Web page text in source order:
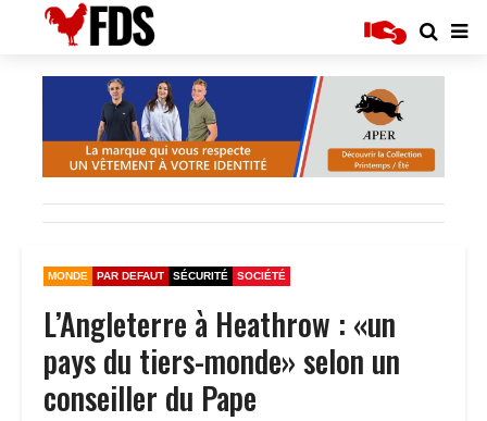
MONDE PAR DEFAUT SÉCURITÉ SOCIÉTÉ
L’Angleterre à Heathrow : «un
pays du tiers-monde» selon un
conseiller du Pape